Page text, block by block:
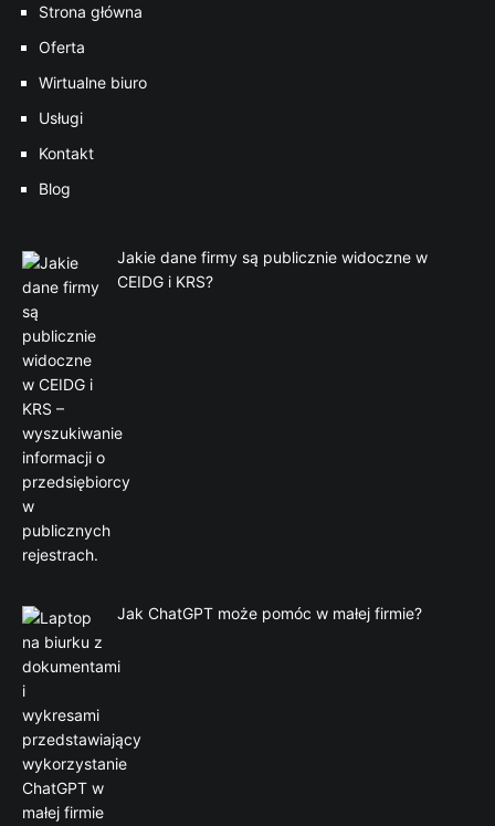
Strona główna
Oferta
Wirtualne biuro
Usługi
Kontakt
Blog
Jakie dane firmy są publicznie widoczne w
CEIDG i KRS?
Jak ChatGPT może pomóc w małej firmie?